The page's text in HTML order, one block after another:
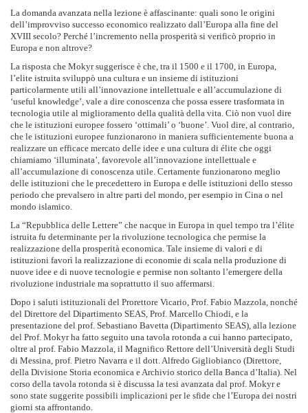
La domanda avanzata nella lezione è affascinante: quali sono le origini
dell’improvviso successo economico realizzato dall’Europa alla fine del
XVIII secolo? Perché l’incremento nella prosperità si verificò proprio in
Europa e non altrove?
La risposta che Mokyr suggerisce è che, tra il 1500 e il 1700, in Europa,
l’elite istruita sviluppò una cultura e un insieme di istituzioni
particolarmente utili all’innovazione intellettuale e all’accumulazione di
‘useful knowledge’, vale a dire conoscenza che possa essere trasformata in
tecnologia utile al miglioramento della qualità della vita. Ciò non vuol dire
che le istituzioni europee fossero ‘ottimali’ o ‘buone’. Vuol dire, al contrario,
che le istituzioni europee funzionarono in maniera sufficientemente buona a
realizzare un efficace mercato delle idee e una cultura di élite che oggi
chiamiamo ‘illuminata’, favorevole all’innovazione intellettuale e
all’accumulazione di conoscenza utile. Certamente funzionarono meglio
delle istituzioni che le precedettero in Europa e delle istituzioni dello stesso
periodo che prevalsero in altre parti del mondo, per esempio in Cina o nel
mondo islamico.
La “Repubblica delle Lettere” che nacque in Europa in quel tempo tra l’élite
istruita fu determinante per la rivoluzione tecnologica che permise la
realizzazione della prosperità economica. Tale insieme di valori e di
istituzioni favorì la realizzazione di economie di scala nella produzione di
nuove idee e di nuove tecnologie e permise non soltanto l’emergere della
rivoluzione industriale ma soprattutto il suo affermarsi.
Dopo i saluti istituzionali del Prorettore Vicario, Prof. Fabio Mazzola, nonché
del Direttore del Dipartimento SEAS, Prof. Marcello Chiodi, e la
presentazione del prof. Sebastiano Bavetta (Dipartimento SEAS), alla lezione
del Prof. Mokyr ha fatto seguito una tavola rotonda a cui hanno partecipato,
oltre al prof. Fabio Mazzola, il Magnifico Rettore dell’Università degli Studi
di Messina, prof. Pietro Navarra e il dott. Alfredo Gigliobianco (Direttore,
della Divisione Storia economica e Archivio storico della Banca d’Italia). Nel
corso della tavola rotonda si è discussa la tesi avanzata dal prof. Mokyr e
sono state suggerite possibili implicazioni per le sfide che l’Europa dei nostri
giorni sta affrontando.